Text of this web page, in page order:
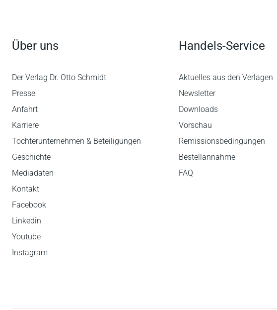
Über uns
Der Verlag Dr. Otto Schmidt
Presse
Anfahrt
Karriere
Tochterunternehmen & Beteiligungen
Geschichte
Mediadaten
Kontakt
Facebook
Linkedin
Youtube
Instagram
Handels-Service
Aktuelles aus den Verlagen
Newsletter
Downloads
Vorschau
Remissionsbedingungen
Bestellannahme
FAQ